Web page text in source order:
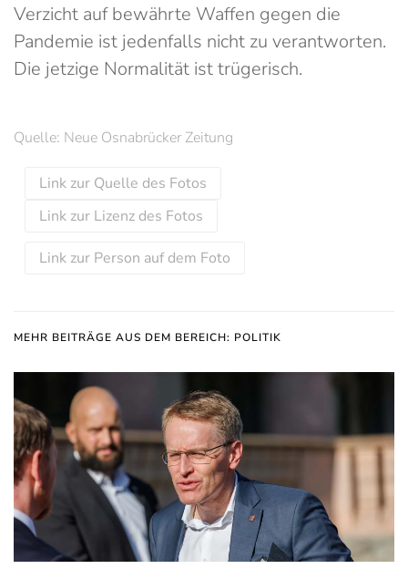
Verzicht auf bewährte Waffen gegen die
Pandemie ist jedenfalls nicht zu verantworten.
Die jetzige Normalität ist trügerisch.
Quelle: Neue Osnabrücker Zeitung
Link zur Quelle des Fotos
Link zur Lizenz des Fotos
Link zur Person auf dem Foto
MEHR BEITRÄGE AUS DEM BEREICH: POLITIK